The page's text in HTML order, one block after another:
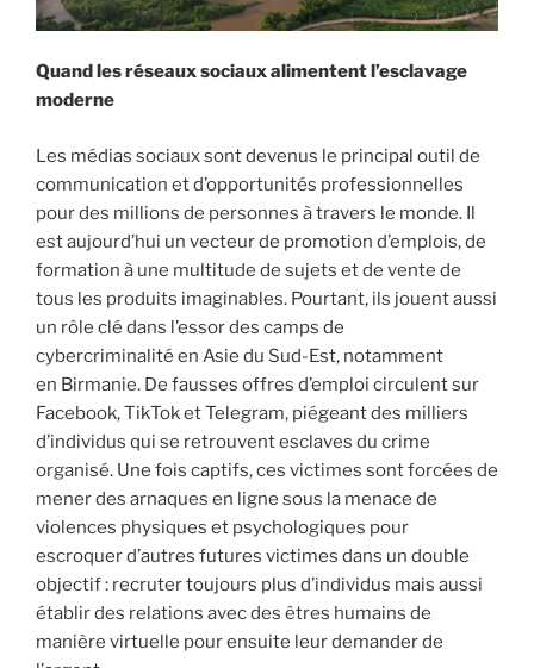
Quand les réseaux sociaux alimentent l’esclavage
moderne
Les médias sociaux sont devenus le principal outil de
communication et d’opportunités professionnelles
pour des millions de personnes à travers le monde. Il
est aujourd’hui un vecteur de promotion d’emplois, de
formation à une multitude de sujets et de vente de
tous les produits imaginables. Pourtant, ils jouent aussi
un rôle clé dans l’essor des camps de
cybercriminalité en Asie du Sud-Est, notamment
en Birmanie. De fausses offres d’emploi circulent sur
Facebook, TikTok et Telegram, piégeant des milliers
d’individus qui se retrouvent esclaves du crime
organisé. Une fois captifs, ces victimes sont forcées de
mener des arnaques en ligne sous la menace de
violences physiques et psychologiques pour
escroquer d’autres futures victimes dans un double
objectif : recruter toujours plus d’individus mais aussi
établir des relations avec des êtres humains de
manière virtuelle pour ensuite leur demander de